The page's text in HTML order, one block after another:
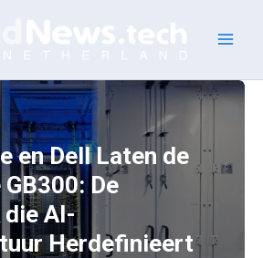
en Dell Laten de
GB300: De
die AI-
Herdefinieert